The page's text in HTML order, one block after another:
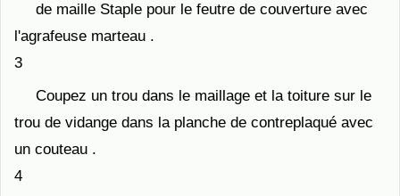
de maille Staple pour le feutre de couverture avec
l'agrafeuse marteau .
3
Coupez un trou dans le maillage et la toiture sur le
trou de vidange dans la planche de contreplaqué avec
un couteau .
4